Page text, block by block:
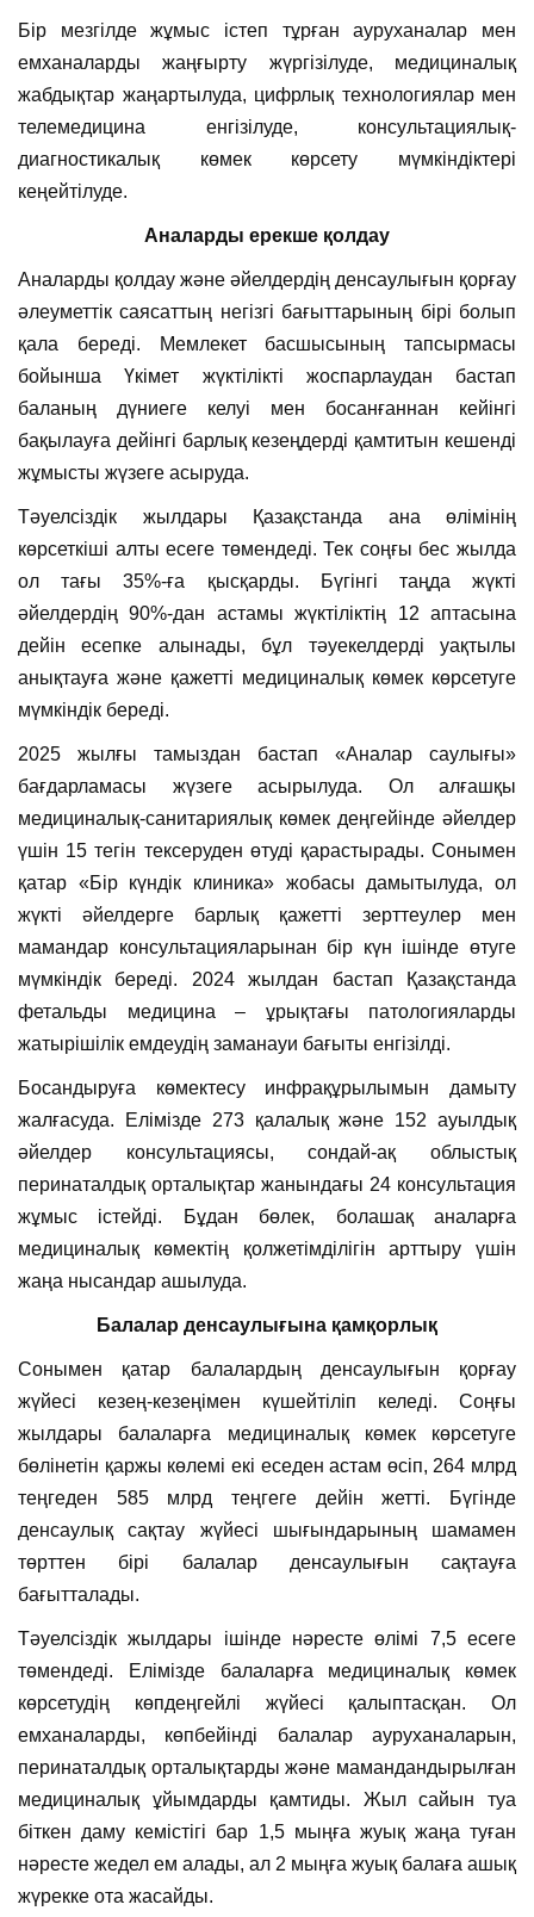
Бір мезгілде жұмыс істеп тұрған ауруханалар мен
емханаларды жаңғырту жүргізілуде, медициналық
жабдықтар жаңартылуда, цифрлық технологиялар мен
телемедицина енгізілуде, консультациялық-
диагностикалық көмек көрсету мүмкіндіктері
кеңейтілуде.
Аналарды ерекше қолдау
Аналарды қолдау және әйелдердің денсаулығын қорғау
әлеуметтік саясаттың негізгі бағыттарының бірі болып
қала береді. Мемлекет басшысының тапсырмасы
бойынша Үкімет жүктілікті жоспарлаудан бастап
баланың дүниеге келуі мен босанғаннан кейінгі
бақылауға дейінгі барлық кезеңдерді қамтитын кешенді
жұмысты жүзеге асыруда.
Тәуелсіздік жылдары Қазақстанда ана өлімінің
көрсеткіші алты есеге төмендеді. Тек соңғы бес жылда
ол тағы 35%-ға қысқарды. Бүгінгі таңда жүкті
әйелдердің 90%-дан астамы жүктіліктің 12 аптасына
дейін есепке алынады, бұл тәуекелдерді уақтылы
анықтауға және қажетті медициналық көмек көрсетуге
мүмкіндік береді.
2025 жылғы тамыздан бастап «Аналар саулығы»
бағдарламасы жүзеге асырылуда. Ол алғашқы
медициналық-санитариялық көмек деңгейінде әйелдер
үшін 15 тегін тексеруден өтуді қарастырады. Сонымен
қатар «Бір күндік клиника» жобасы дамытылуда, ол
жүкті әйелдерге барлық қажетті зерттеулер мен
мамандар консультацияларынан бір күн ішінде өтуге
мүмкіндік береді. 2024 жылдан бастап Қазақстанда
фетальды медицина – ұрықтағы патологияларды
жатырішілік емдеудің заманауи бағыты енгізілді.
Босандыруға көмектесу инфрақұрылымын дамыту
жалғасуда. Елімізде 273 қалалық және 152 ауылдық
әйелдер консультациясы, сондай-ақ облыстық
перинаталдық орталықтар жанындағы 24 консультация
жұмыс істейді. Бұдан бөлек, болашақ аналарға
медициналық көмектің қолжетімділігін арттыру үшін
жаңа нысандар ашылуда.
Балалар денсаулығына қамқорлық
Сонымен қатар балалардың денсаулығын қорғау
жүйесі кезең-кезеңімен күшейтіліп келеді. Соңғы
жылдары балаларға медициналық көмек көрсетуге
бөлінетін қаржы көлемі екі еседен астам өсіп, 264 млрд
теңгеден 585 млрд теңгеге дейін жетті. Бүгінде
денсаулық сақтау жүйесі шығындарының шамамен
төрттен бірі балалар денсаулығын сақтауға
бағытталады.
Тәуелсіздік жылдары ішінде нәресте өлімі 7,5 есеге
төмендеді. Елімізде балаларға медициналық көмек
көрсетудің көпдеңгейлі жүйесі қалыптасқан. Ол
емханаларды, көпбейінді балалар ауруханаларын,
перинаталдық орталықтарды және мамандандырылған
медициналық ұйымдарды қамтиды. Жыл сайын туа
біткен даму кемістігі бар 1,5 мыңға жуық жаңа туған
нәресте жедел ем алады, ал 2 мыңға жуық балаға ашық
жүрекке ота жасайды.